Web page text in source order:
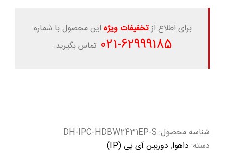
برای اطلاع ازتخفیفات ویژه این محصول با شماره
62999185
-021 تماس بگیرید.
شناسه محصول: DH-IPC-HDBW2431EP-S
دسته: داهوا, دوربین آی پی (IP)